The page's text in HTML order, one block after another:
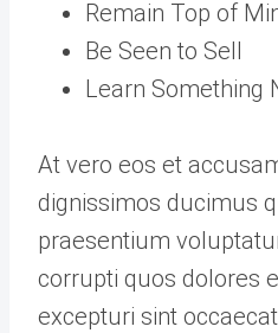
Remain Top of
Be Seen to Sell
Learn Something
At vero eos et
dignissimos ducimus
praesentium
corrupti quos dolores
excepturi sint